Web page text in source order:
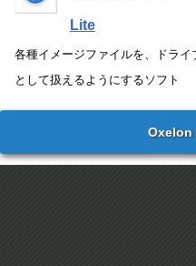
Lite
各種イメージファイルを、ドライ
として扱えるようにするソフト
Oxelon